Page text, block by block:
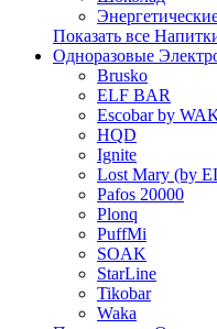
Показать все
Одноразовые
Brusko
ELF BAR
Escobar by
HQD
Ignite
Lost Mary (by
Pafos 20000
Plonq
PuffMi
SOAK
StarLine
Tikobar
Waka